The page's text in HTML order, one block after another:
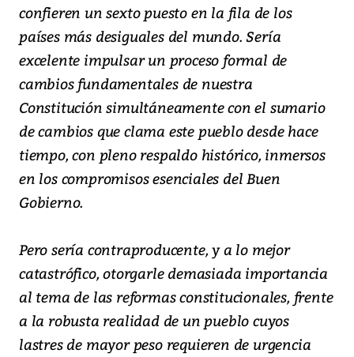
confieren un sexto puesto en la fila de los
países más desiguales del mundo. Sería
excelente impulsar un proceso formal de
cambios fundamentales de nuestra
Constitución simultáneamente con el sumario
de cambios que clama este pueblo desde hace
tiempo, con pleno respaldo histórico, inmersos
en los compromisos esenciales del Buen
Gobierno.
Pero sería contraproducente, y a lo mejor
catastrófico, otorgarle demasiada importancia
al tema de las reformas constitucionales, frente
a la robusta realidad de un pueblo cuyos
lastres de mayor peso requieren de urgencia